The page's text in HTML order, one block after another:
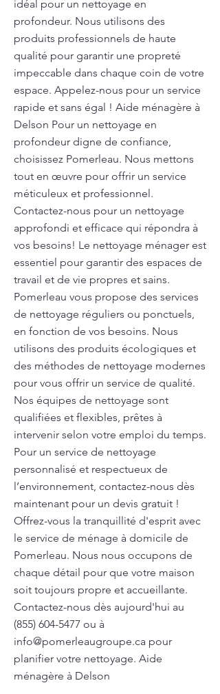
idéal pour un nettoyage en
profondeur. Nous utilisons des
produits professionnels de haute
qualité pour garantir une propreté
impeccable dans chaque coin de votre
espace. Appelez-nous pour un service
rapide et sans égal ! Aide ménagère à
Delson Pour un nettoyage en
profondeur digne de confiance,
choisissez Pomerleau. Nous mettons
tout en œuvre pour offrir un service
méticuleux et professionnel.
Contactez-nous pour un nettoyage
approfondi et efficace qui répondra à
vos besoins! Le nettoyage ménager est
essentiel pour garantir des espaces de
travail et de vie propres et sains.
Pomerleau vous propose des services
de nettoyage réguliers ou ponctuels,
en fonction de vos besoins. Nous
utilisons des produits écologiques et
des méthodes de nettoyage modernes
pour vous offrir un service de qualité.
Nos équipes de nettoyage sont
qualifiées et flexibles, prêtes à
intervenir selon votre emploi du temps.
Pour un service de nettoyage
personnalisé et respectueux de
l’environnement, contactez-nous dès
maintenant pour un devis gratuit !
Offrez-vous la tranquillité d'esprit avec
le service de ménage à domicile de
Pomerleau. Nous nous occupons de
chaque détail pour que votre maison
soit toujours propre et accueillante.
Contactez-nous dès aujourd'hui au
(855) 604-5477 ou à
info@pomerleaugroupe.ca pour
planifier votre nettoyage. Aide
ménagère à Delson